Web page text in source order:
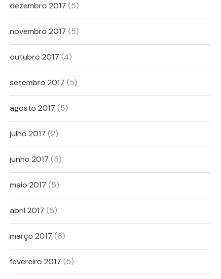
dezembro 2017 (5)
novembro 2017 (5)
outubro 2017 (4)
setembro 2017 (5)
agosto 2017 (5)
julho 2017 (2)
junho 2017 (5)
maio 2017 (5)
abril 2017 (5)
março 2017 (6)
fevereiro 2017 (5)